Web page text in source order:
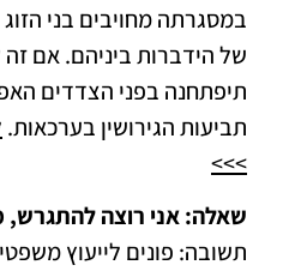
במסגרתה מחויבים בני
של הידברות ביניהם. אם
תיפתחנה בפני הצדדים
תביעות הגירושין בערכאות.
>>>
שאלה: אני רוצה להתגרש,
תשובה: פונים לייעוץ